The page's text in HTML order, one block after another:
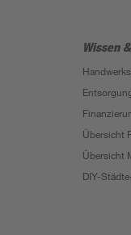
Wissen
Übersicht
Übersicht
DIY-